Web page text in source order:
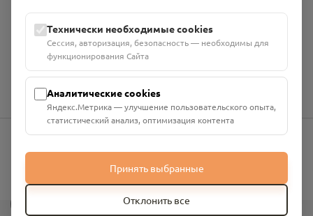
Юридический адрес: 216790, Смоленская область, р-н
Руднянский, г. Рудня, улица Западная, д. 26А, пом. 18
Номер счёта: 40702810901130004287 в АО "АЛЬФА-БАНК"
Кор. счёт: 30101810200000000593
info@pomnim.online
Технически необходимые cookies
Сессия, авторизация, безопасность — необходимы для
функционирования Сайта
Аналитические cookies
Яндекс.Метрика — улучшение пользовательского опыта,
статистический анализ, оптимизация контента
Принять выбранные
Отклонить все